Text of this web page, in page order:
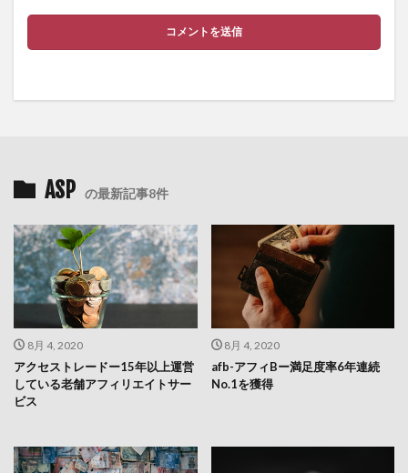
ASP の最新記事8件
8月 4, 2020
アクセストレードー15年以上運営
している老舗アフィリエイトサー
ビス
8月 4, 2020
afb-アフィBー満足度率6年連続
No.1を獲得